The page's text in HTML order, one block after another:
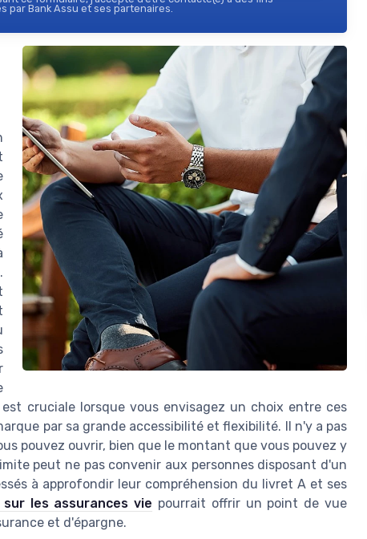
par Bank Assu et ses partenaires.
cruciale lorsque vous envisagez un choix entre ces
par sa grande accessibilité et flexibilité. Il n'y a pas
pouvez ouvrir, bien que le montant que vous pouvez y
peut ne pas convenir aux personnes disposant d'un
à approfondir leur compréhension du livret A et ses
les assurances vie pourrait offrir un point de vue
et d'épargne.